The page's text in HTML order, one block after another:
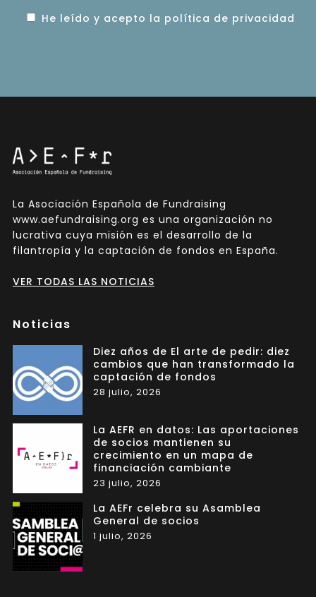
He leído y acepto la política de privacidad
La Asociación Española de Fundraising
www.aefundraising.org es una organización no
lucrativa cuya misión es el desarrollo de la
filantropía y la captación de fondos en España.
VER TODAS LAS NOTICIAS
Noticias
Diez años de El arte de pedir: diez
cambios que han transformado la
captación de fondos
28 julio, 2026
La AEFR en datos: Las aportaciones
de socios mantienen su
crecimiento en un mapa de
financiación cambiante
23 julio, 2026
La AEFr celebra su Asamblea
General de socios
1 julio, 2026